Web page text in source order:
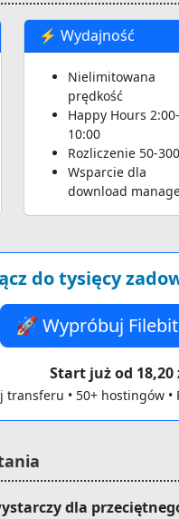
⚡ Wydajność
Nielimitowana
prędkość
Happy Hours 2:00-
10:00
Rozliczenie 50-
Wsparcie dla
download
do tysięcy
🚀 Wypróbuj
Start już od 18,20
transferu • 50+ hostingów •
dla